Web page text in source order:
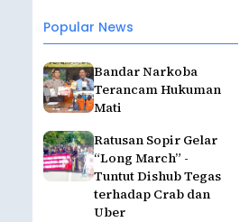
Popular News
Bandar Narkoba
Terancam Hukuman
Mati
Ratusan Sopir Gelar
“Long March” -
Tuntut Dishub Tegas
terhadap Crab dan
Uber